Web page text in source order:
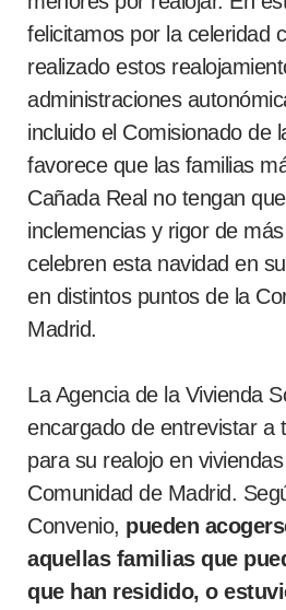
felicitamos por la celeridad
realizado estos
administraciones
incluido el Comisionado de
favorece que las familias
Cañada Real no tengan
inclemencias y rigor de
celebren esta navidad en
en distintos puntos de la
Madrid.
La Agencia de la Vivienda
encargado de entrevistar a
para su realojo en
Comunidad de Madrid.
Convenio, pueden
aquellas familias que
que han residido, o